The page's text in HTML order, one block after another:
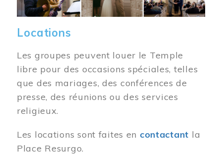
Locations
Les groupes peuvent louer le Temple
libre pour des occasions spéciales, telles
que des mariages, des conférences de
presse, des réunions ou des services
religieux.
Les locations sont faites en contactant la
Place Resurgo.